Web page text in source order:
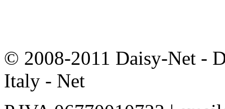
© 2008-2011 Daisy-Net -
Italy - Net